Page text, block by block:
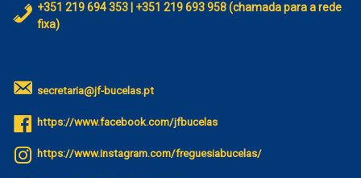
+351 219 694 353 | +351 219 693 958 (chamada para a rede
fixa)
secretaria@jf-bucelas.pt
https://www.facebook.com/jfbucelas
https://www.instagram.com/freguesiabucelas/